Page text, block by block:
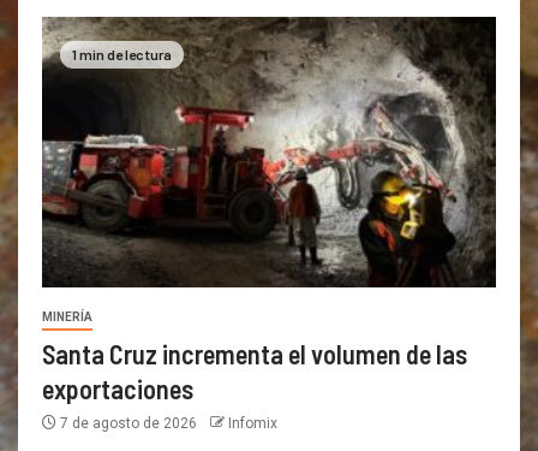
1 min de lectura
MINERÍA
Santa Cruz incrementa el volumen de las
exportaciones
7 de agosto de 2026 Infomix